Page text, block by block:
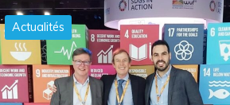
Actualités